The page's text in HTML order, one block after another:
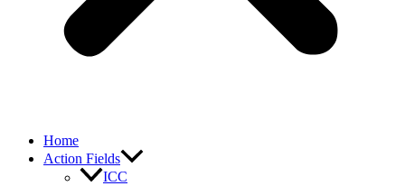
Home
Action Fields
ICC